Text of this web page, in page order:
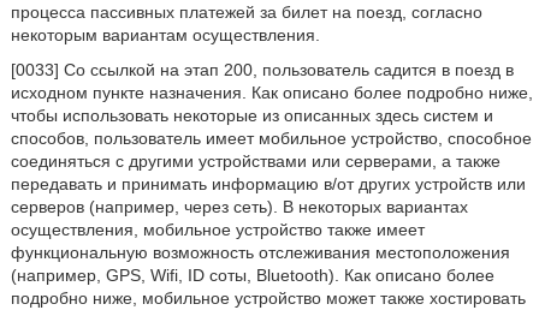
процесса пассивных платежей за билет на поезд, согласно
некоторым вариантам осуществления.
[0033] Со ссылкой на этап 200, пользователь садится в поезд в
исходном пункте назначения. Как описано более подробно ниже,
чтобы использовать некоторые из описанных здесь систем и
способов, пользователь имеет мобильное устройство, способное
соединяться с другими устройствами или серверами, а также
передавать и принимать информацию в/от других устройств или
серверов (например, через сеть). В некоторых вариантах
осуществления, мобильное устройство также имеет
функциональную возможность отслеживания местоположения
(например, GPS, Wifi, ID соты, Bluetooth). Как описано более
подробно ниже, мобильное устройство может также хостировать